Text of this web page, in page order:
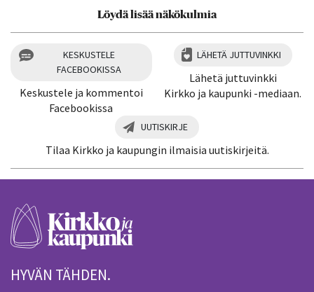
Löydä lisää näkökulmia
KESKUSTELE
FACEBOOKISSA
Keskustele ja kommentoi
Facebookissa
LÄHETÄ JUTTUVINKKI
Lähetä juttuvinkki
Kirkko ja kaupunki -mediaan.
UUTISKIRJE
Tilaa Kirkko ja kaupungin ilmaisia uutiskirjeitä.
HYVÄN TÄHDEN.